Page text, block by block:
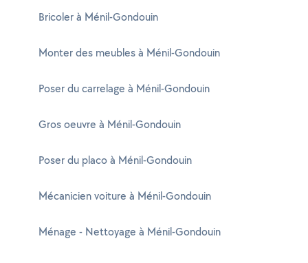
Bricoler à Ménil-Gondouin
Monter des meubles à Ménil-Gondouin
Poser du carrelage à Ménil-Gondouin
Gros oeuvre à Ménil-Gondouin
Poser du placo à Ménil-Gondouin
Mécanicien voiture à Ménil-Gondouin
Ménage - Nettoyage à Ménil-Gondouin